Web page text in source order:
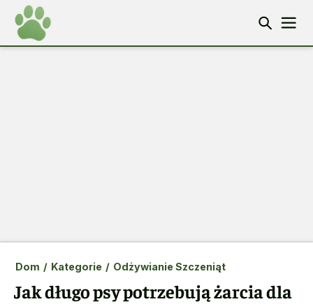
Dom / Kategorie / Odżywianie Szczeniąt
Jak długo psy potrzebują żarcia dla